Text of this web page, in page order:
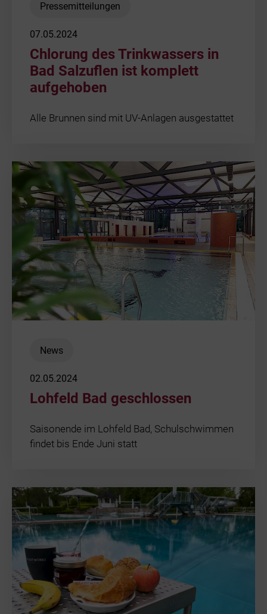
Pressemitteilungen
07.05.2024
Chlorung des Trinkwassers in
Bad Salzuflen ist komplett
aufgehoben
Alle Brunnen sind mit UV-Anlagen ausgestattet
News
02.05.2024
Lohfeld Bad geschlossen
Saisonende im Lohfeld Bad, Schulschwimmen
findet bis Ende Juni statt